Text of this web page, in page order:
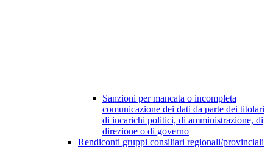
Sanzioni per mancata o incompleta
comunicazione dei dati da parte dei titolari
di incarichi politici, di amministrazione, di
direzione o di governo
Rendiconti gruppi consiliari regionali/provinciali